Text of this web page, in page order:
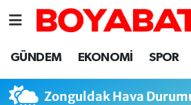
GÜNDEM EKONOMİ SPOR
Zonguldak Hava
Sinop Nöbetçi Eczaneler
Sinop Hava Durumu